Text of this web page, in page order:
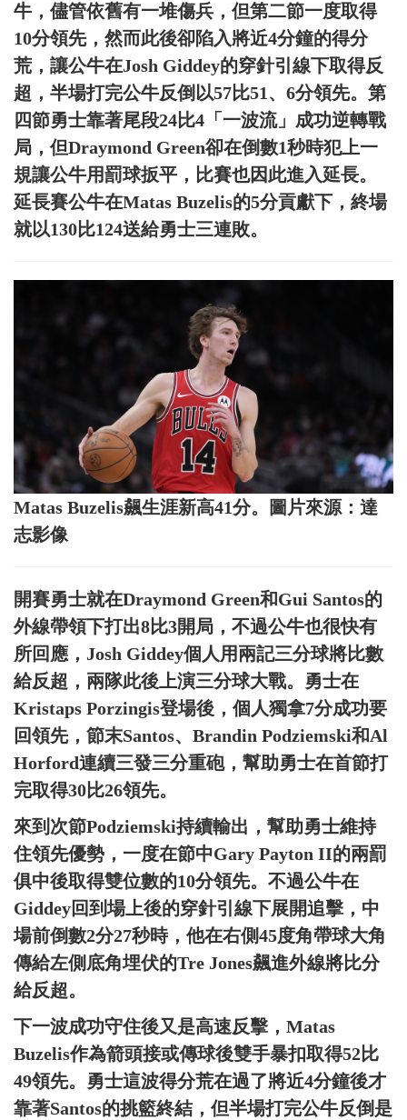
牛，儘管依舊有一堆傷兵，但第二節一度取得
10分領先，然而此後卻陷入將近4分鐘的得分
荒，讓公牛在Josh Giddey的穿針引線下取得反
超，半場打完公牛反倒以57比51、6分領先。第
四節勇士靠著尾段24比4「一波流」成功逆轉戰
局，但Draymond Green卻在倒數1秒時犯上一
規讓公牛用罰球扳平，比賽也因此進入延長。
延長賽公牛在Matas Buzelis的5分貢獻下，終場
就以130比124送給勇士三連敗。
Matas Buzelis飆生涯新高41分。圖片來源：達
志影像
開賽勇士就在Draymond Green和Gui Santos的
外線帶領下打出8比3開局，不過公牛也很快有
所回應，Josh Giddey個人用兩記三分球將比數
給反超，兩隊此後上演三分球大戰。勇士在
Kristaps Porzingis登場後，個人獨拿7分成功要
回領先，節末Santos、Brandin Podziemski和Al
Horford連續三發三分重砲，幫助勇士在首節打
完取得30比26領先。
來到次節Podziemski持續輸出，幫助勇士維持
住領先優勢，一度在節中Gary Payton II的兩罰
俱中後取得雙位數的10分領先。不過公牛在
Giddey回到場上後的穿針引線下展開追擊，中
場前倒數2分27秒時，他在右側45度角帶球大角
傳給左側底角埋伏的Tre Jones飆進外線將比分
給反超。
下一波成功守住後又是高速反擊，Matas
Buzelis作為箭頭接或傳球後雙手暴扣取得52比
49領先。勇士這波得分荒在過了將近4分鐘後才
靠著Santos的挑籃終結，但半場打完公牛反倒是